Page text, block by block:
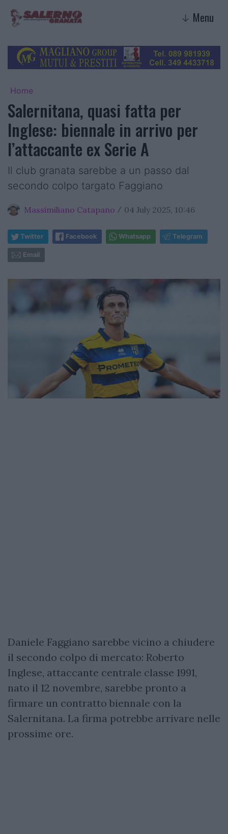
↓ Menu
Home
Salernitana, quasi fatta per
Inglese: biennale in arrivo per
l’attaccante ex Serie A
Il club granata sarebbe a un passo dal
secondo colpo targato Faggiano
Massimiliano Catapano / 04 July 2025, 10:46
Twitter Facebook Whatsapp Telegram
Email
Daniele Faggiano sarebbe vicino a chiudere
il secondo colpo di mercato: Roberto
Inglese, attaccante centrale classe 1991,
nato il 12 novembre, sarebbe pronto a
firmare un contratto biennale con la
Salernitana. La firma potrebbe arrivare nelle
prossime ore.